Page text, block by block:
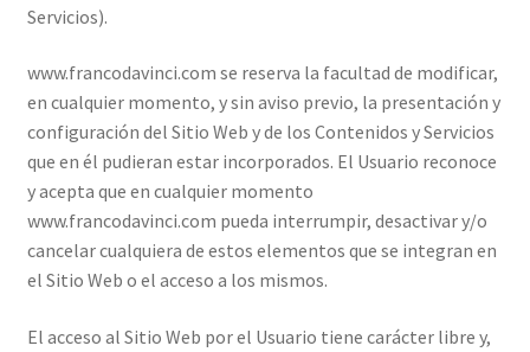
Servicios).
www.francodavinci.com se reserva la facultad de modificar,
en cualquier momento, y sin aviso previo, la presentación y
configuración del Sitio Web y de los Contenidos y Servicios
que en él pudieran estar incorporados. El Usuario reconoce
y acepta que en cualquier momento
www.francodavinci.com pueda interrumpir, desactivar y/o
cancelar cualquiera de estos elementos que se integran en
el Sitio Web o el acceso a los mismos.
El acceso al Sitio Web por el Usuario tiene carácter libre y,